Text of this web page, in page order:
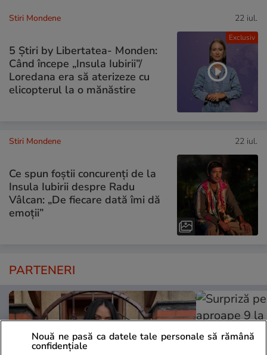
Exclusiv
Stiri Mondene 22 iul.
5 Știri by Libertatea- Monden:
Când începe „Insula Iubirii”/
Loredana era să aterizeze cu
elicopterul la o mănăstire
Stiri Mondene 22 iul.
Ce spun foștii concurenți de la
Insula Iubirii despre Radu
Vâlcan: „De fiecare dată îmi dă
emoții”
PARTENERI
Nouă ne pasă ca datele tale personale să rămână
confidențiale